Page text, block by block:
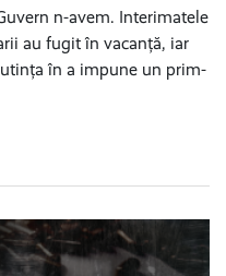
n-avem. Interimatele
au fugit în vacanță, iar
în a impune un prim-